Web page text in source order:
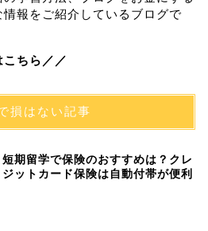
報をご紹介しているブログで
ちら／／
損はない記事
短期留学で保険のおすすめは？クレ
ジットカード保険は自動付帯が便利